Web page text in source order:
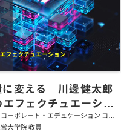
に変える 川邊健太郎
フェクチュエーショ
ーポレート・エデュケーション コー
ューション・チーム コンサルタント
大学院 教員